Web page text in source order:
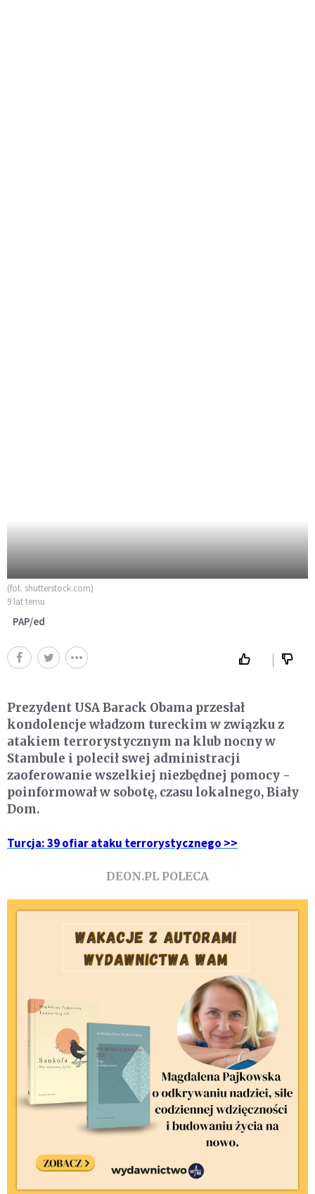
(fot. shutterstock.com)
9 lat temu
PAP/ed
Prezydent USA Barack Obama przesłał
kondolencje władzom tureckim w związku z
atakiem terrorystycznym na klub nocny w
Stambule i polecił swej administracji
zaoferowanie wszelkiej niezbędnej pomocy -
poinformował w sobotę, czasu lokalnego, Biały
Dom.
Turcja: 39 ofiar ataku terrorystycznego >>
DEON.PL POLECA